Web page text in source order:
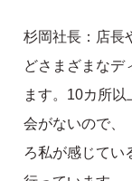
杉岡社長：店長
どさまざまなデ
ます。10カ所
会がないので、
ろ私が感じてい